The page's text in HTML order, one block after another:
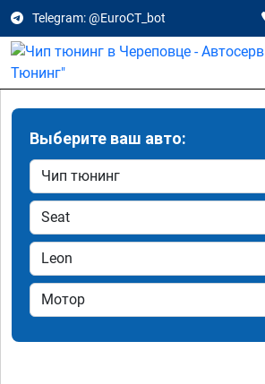
Telegram: @EuroCT_bot
Выберите ваш авто: